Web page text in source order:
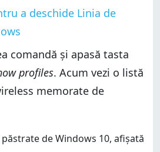
a deschide Linia de
comandă și apasă tasta
profiles. Acum vezi o listă
memorate de